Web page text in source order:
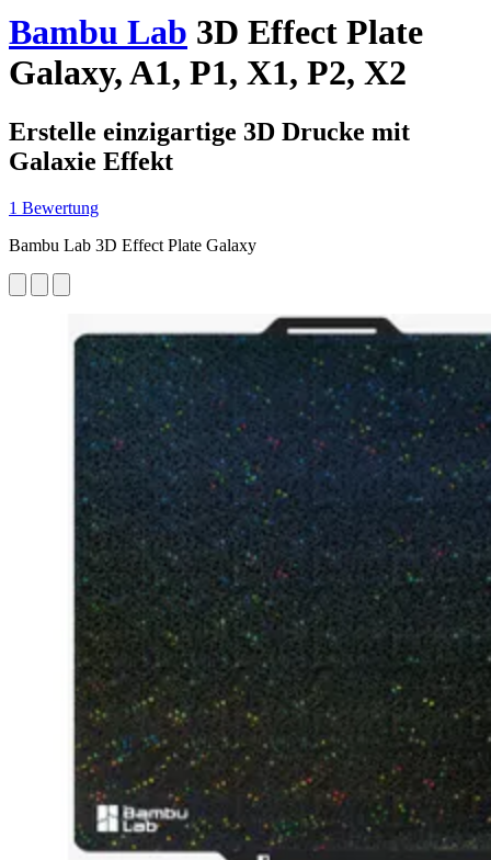
Bambu Lab 3D Effect Plate
Galaxy, A1, P1, X1, P2, X2
Erstelle einzigartige 3D Drucke mit
Galaxie Effekt
1 Bewertung
Bambu Lab 3D Effect Plate Galaxy